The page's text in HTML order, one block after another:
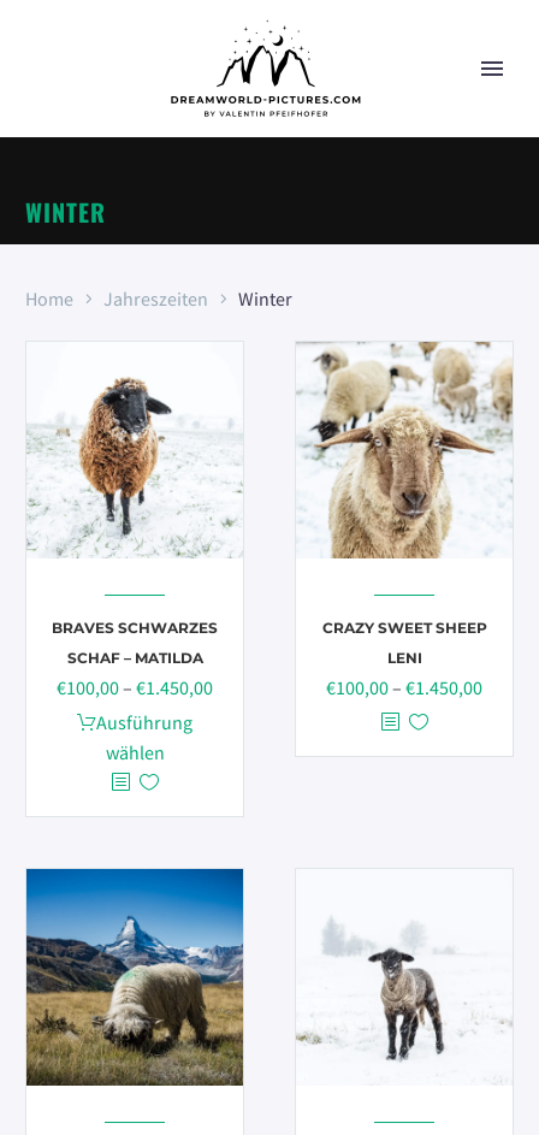
WINTER
Home Jahreszeiten Winter
BRAVES SCHWARZES
SCHAF – MATILDA
€100,00– €1.450,00Preisspanne:
Ausführung
wählen
Dieses
Produkt
weist
mehrere
auf.
Die
Optionen
können
auf
der
Produktseite
gewählt
CRAZY SWEET SHEEP
LENI
€100,00– €1.450,00